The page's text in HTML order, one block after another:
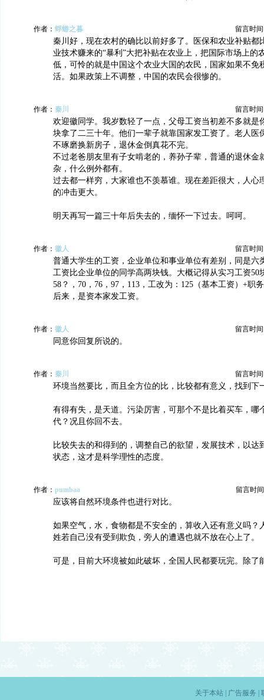
作者： 蜉蝣之暮 留言时间
秦川好，现在农村的确比以前好多了。医保和农业补贴都
业技术赚来的“暴利”大把补贴在农业上，把国际市场上的
低，可怜的就是中国这个农业大国的农民，国家如果不免
活。如果政策上不调整，中国的农民会很惨的。
作者： 秦川 留言时间
欢迎徽同学。我岁数轻了一点，父母工资当初差不多就是
块拿了二三十年。他们一辈子就靠国家发工资了。老人医
不琢磨换新房子，退休金倒真花不完。
不过老爸朋友里有子女啃老的，养孙子辈，普通的退休金
杂，什么例外都有。
过去都一样穷，大家谁也不羡慕谁。现在差距很大，人心
的冲击更大。
明天再写一篇三十年后失去的，缅怀一下过去。呵呵。
作者： 徽人 留言时间
普通大学生的工资，企业单位和事业单位有差别，同是六
工资比企业单位的同学高两块钱。大概记得从实习工资50
58？，70，76，97，113，工改为：125（基本工资）+职
后来，是资本家发工资。
作者： 徽人 留言时间
同意你回复所说的。
作者： 秦川 留言时间
环境当然要比，而且全方位的比，比较都有意义，找到下
有得有失，是天道。污染厉害，可那个不是比着买车，哪
代？况且你回不去。
比较失去的和得到的，调整自己的欲望，发展技术，以达
状态，这才是科学理性的态度。
作者： pumbaa 留言时
应该将自然环境条件也进行对比。
如果空气，水，食物都是不安全的，算收入还有意义吗？
姓若自己没有受到欺负，旁人的遭遇也就不放在心上了。
可是，目前大环境被如此破坏，全国人民都要玩完。除了
关于本站| 广告服务